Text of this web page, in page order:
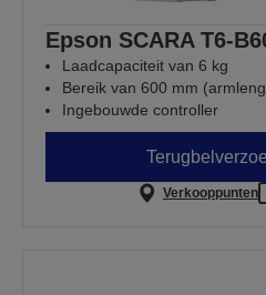
Epson SCARA T6-
Laadcapaciteit van 6 kg
Bereik van 600 mm
Ingebouwde controller
Verkooppunten